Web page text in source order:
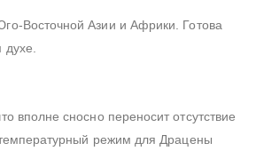
Восточной Азии и Африки. Готова
духе.
вполне сносно переносит отсутствие
режим для Драцены